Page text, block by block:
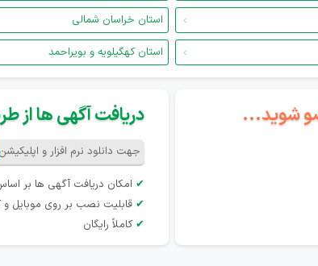
استان خراسان شمالی
استان کهگیلویه و بویراحمد
شوید... دریافت آگهی ها از
جهت دانلود نرم افزار و اپلیکیشن
✔ امکان دریافت آگهی ها بر
✔ قابلیت نصب بر روی موبایل و
✔ کاملاً رایگان